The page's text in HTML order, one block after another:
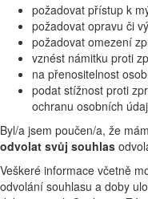
požadovat přístup k
požadovat opravu či
požadovat omezení
vznést námitku proti
na přenositelnost
podat stížnost proti
ochranu osobních
Byl/a jsem poučen/a, že
odvolat svůj souhlas
Veškeré informace včetně
odvolání souhlasu a doby